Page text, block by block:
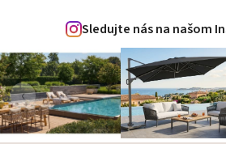
Sledujte nás na našom
‹